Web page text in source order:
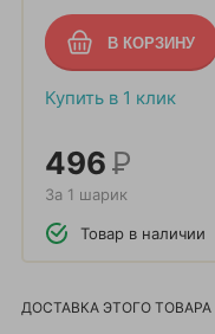
Купить в 1 клик
496Р
За 1 шарик
Товар в наличии
ДОСТАВКА ЭТОГО ТОВАРА